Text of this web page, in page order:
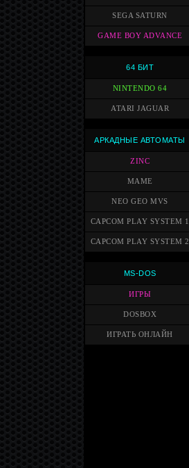
SEGA SATURN
GAME BOY ADVANCE
64 БИТ
NINTENDO 64
ATARI JAGUAR
АРКАДНЫЕ АВТОМАТЫ
ZINC
MAME
NEO GEO MVS
CAPCOM PLAY SYSTEM 1
CAPCOM PLAY SYSTEM 2
MS-DOS
ИГРЫ
DOSBOX
ИГРАТЬ ОНЛАЙН